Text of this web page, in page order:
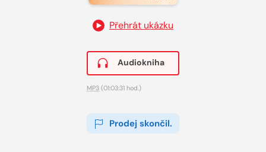
Přehrát ukázku
Audiokniha
MP3 (01:03:31 hod.)
Prodej skončil.